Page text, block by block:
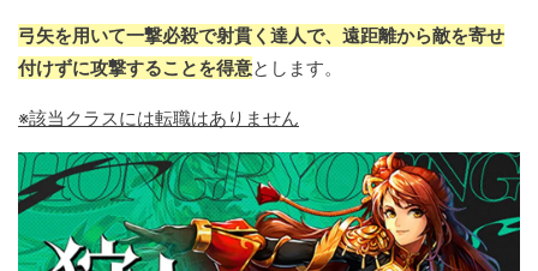
弓矢を用いて一撃必殺で射貫く達人で、遠距離から敵を寄せ
付けずに攻撃することを得意とします。
※該当クラスには転職はありません